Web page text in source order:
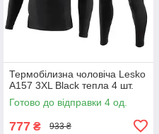
Термобілизна чоловіча Lesko
A157 3XL Black тепла 4 шт.
Готово до відправки 4 од.
777 ₴ 933 ₴